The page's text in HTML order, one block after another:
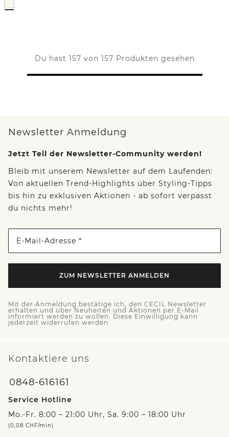
Du hast 157 von 157 Produkten gesehen
Newsletter Anmeldung
Jetzt Teil der Newsletter-Community werden!
Bleib mit unserem Newsletter auf dem Laufenden:
Von aktuellen Trend-Highlights über Styling-Tipps
bis hin zu exklusiven Aktionen - ab sofort verpasst
du nichts mehr!
E-Mail-Adresse *
ZUM NEWSLETTER ANMELDEN
Mit der Anmeldung bestätige ich, den CECIL Newsletter
erhalten und über Neuheiten und Aktionen per E-Mail
informiert werden zu wollen. Diese Einwilligung kann
jederzeit widerrufen werden.
Kontaktiere uns
0848-616161
Service Hotline
Mo.-Fr. 8:00 – 21:00 Uhr, Sa. 9:00 – 18:00 Uhr
(0,08 CHF/min)